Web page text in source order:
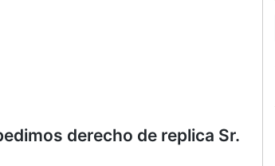
derecho de replica Sr.